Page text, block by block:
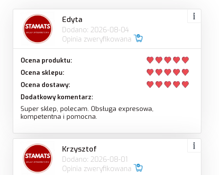
Edyta
Dodano: 2026-08-04
Opinia zweryfikowana
Ocena produktu:
Ocena sklepu:
Ocena dostawy:
Dodatkowy komentarz:
Super sklep, polecam. Obsługa expresowa,
kompetentna i pomocna.
Krzysztof
Dodano: 2026-08-01
Opinia zweryfikowana